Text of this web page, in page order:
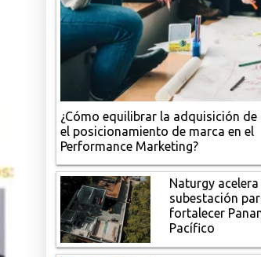
¿Cómo equilibrar la adquisición de
el posicionamiento de marca en el
Performance Marketing?
Naturgy acelera
subestación
fortalecer
Pacífico